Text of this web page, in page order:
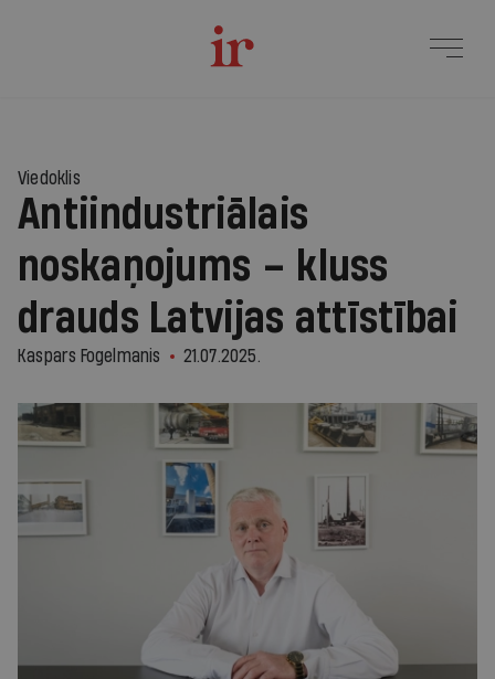
Viedoklis
Antiindustriālais
noskaņojums – kluss
drauds Latvijas attīstībai
Kaspars Fogelmanis 21.07.2025.